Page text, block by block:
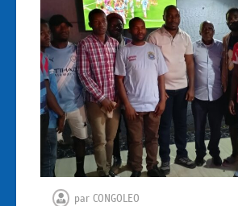
par CONGOLEO